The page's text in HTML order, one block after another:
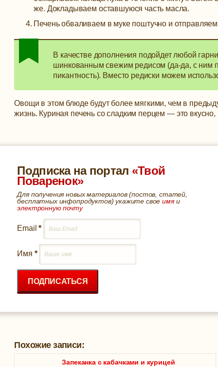
же. Докладываем оставшуюся часть масла.
Печень обваливаем в муке поштучно и
В качестве дополнения подойдет любой
шинкованным свежим редисом (да-да, с ним
пикантность). Вместо редиски можем
Овощи в этом блюде будут более мягкими, чем в
жизнь. Куриная печень со сладким перцем — это вкусно,
Подписка на портал «Твой
Поваренок»
Для получения новых материалов (постов, статей,
бесплатных инфопродуктов) укажите своеимяи
электронную почту
Email *
Имя *
ПОДПИСАТЬСЯ
Похожие записи:
Запеканка с кабачками и курицей